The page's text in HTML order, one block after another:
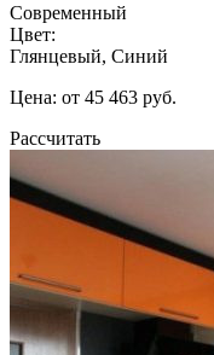
Современный
Цвет:
Глянцевый, Синий
Цена: от 45 463 руб.
Рассчитать